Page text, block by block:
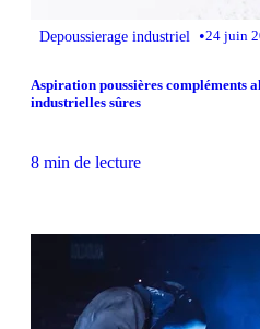
Depoussierage industriel •24 juin
Aspiration poussières compléments
industrielles sûres
8 min de lecture